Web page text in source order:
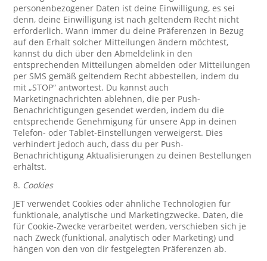
personenbezogener Daten ist deine Einwilligung, es sei
denn, deine Einwilligung ist nach geltendem Recht nicht
erforderlich. Wann immer du deine Präferenzen in Bezug
auf den Erhalt solcher Mitteilungen ändern möchtest,
kannst du dich über den Abmeldelink in den
entsprechenden Mitteilungen abmelden oder Mitteilungen
per SMS gemäß geltendem Recht abbestellen, indem du
mit „STOP“ antwortest. Du kannst auch
Marketingnachrichten ablehnen, die per Push-
Benachrichtigungen gesendet werden, indem du die
entsprechende Genehmigung für unsere App in deinen
Telefon- oder Tablet-Einstellungen verweigerst. Dies
verhindert jedoch auch, dass du per Push-
Benachrichtigung Aktualisierungen zu deinen Bestellungen
erhältst.
8. Cookies
JET verwendet Cookies oder ähnliche Technologien für
funktionale, analytische und Marketingzwecke. Daten, die
für Cookie-Zwecke verarbeitet werden, verschieben sich je
nach Zweck (funktional, analytisch oder Marketing) und
hängen von den von dir festgelegten Präferenzen ab.